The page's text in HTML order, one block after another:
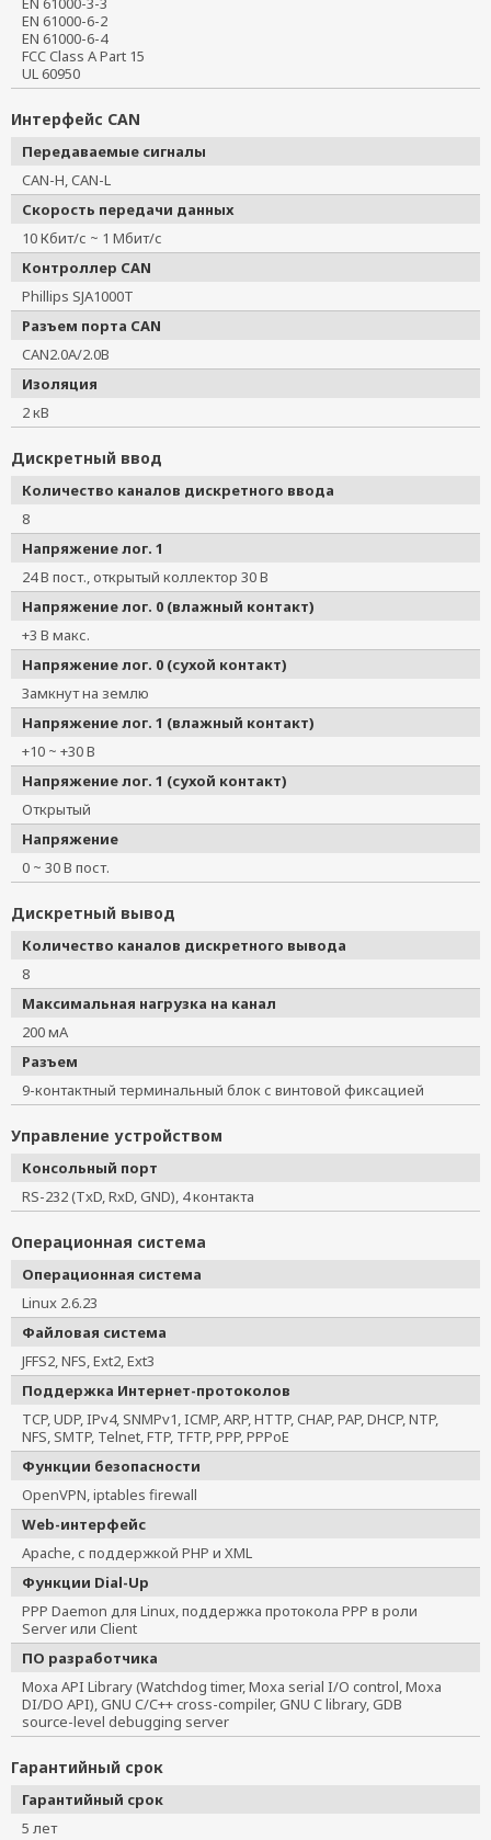
EN 61000-6-2
EN 61000-6-4
FCC Class A Part 15
UL 60950
Интерфейс CAN
Передаваемые сигналы
CAN-H, CAN-L
Скорость передачи данных
10 Кбит/с ~ 1 Мбит/с
Контроллер CAN
Phillips SJA1000T
Разъем порта CAN
CAN2.0A/2.0B
Изоляция
2 кВ
Дискретный ввод
Количество каналов дискретного ввода
8
Напряжение лог. 1
24 В пост., открытый коллектор 30 В
Напряжение лог. 0 (влажный контакт)
+3 В макс.
Напряжение лог. 0 (сухой контакт)
Замкнут на землю
Напряжение лог. 1 (влажный контакт)
+10 ~ +30 В
Напряжение лог. 1 (сухой контакт)
Открытый
Напряжение
0 ~ 30 В пост.
Дискретный вывод
Количество каналов дискретного вывода
8
Максимальная нагрузка на канал
200 мА
Разъем
9-контактный терминальный блок с винтовой фиксацией
Управление устройством
Консольный порт
RS-232 (TxD, RxD, GND), 4 контакта
Операционная система
Операционная система
Linux 2.6.23
Файловая система
JFFS2, NFS, Ext2, Ext3
Поддержка Интернет-протоколов
TCP, UDP, IPv4, SNMPv1, ICMP, ARP, HTTP, CHAP, PAP, DHCP, NTP,
NFS, SMTP, Telnet, FTP, TFTP, PPP, PPPoE
Функции безопасности
OpenVPN, iptables firewall
Web-интерфейс
Apache, с поддержкой PHP и XML
Функции Dial-Up
PPP Daemon для Linux, поддержка протокола PPP в роли
Server или Client
ПО разработчика
Moxa API Library (Watchdog timer, Moxa serial I/O control, Moxa
DI/DO API), GNU C/C++ cross-compiler, GNU C library, GDB
source-level debugging server
Гарантийный срок
Гарантийный срок
5 лет